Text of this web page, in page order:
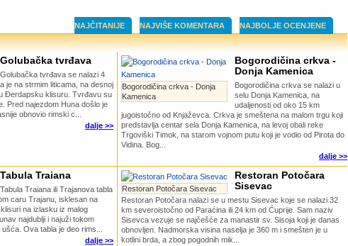
NAJČITANIJE NAJVIŠE KOMENTARA NAJBOLJE OCENJENE
Golubačka tvrđava
Golubačka tvrđava se nalazi 4
je na strmim liticama, na desnoj
Đerdapsku klisuru. Tvrđavu su
Pred najezdom Huna došlo je
obnovio rimski c...
dalje >>
Bogorodičina crkva - Donja
Kamenica
Bogorodičina crkva -
Donja Kamenica
Bogorodičina crkva se nalazi u
selu Donja Kamenica, na
udaljenosti od oko 15 km
jugoistočno od Knjaževca. Crkva je smeštena na malom trgu koji
predstavlja centar sela Donja Kamenica, na levoj obali reke
Trgoviški Timok, na starom vojnom putu koji je vodio od Pirota do
Vidina. Bog...
dalje >>
Tabula Traiana
Tabula Traiana ili Trajanova tabla
caru Trajanu, isklesan na
na izlasku iz malog
najdublji i najuži tokom
Ova tabla je deo rims...
dalje >>
Restoran Potočara Sisevac
Restoran Potočara
Sisevac
Restoran Potočara nalazi se u mestu Sisevac koje se nalazi 32
km severoistočno od Paraćina ili 24 km od Ćuprije. Sam naziv
Sisevca vezuje se najčešće za manastir sv. Sisoja koji je danas
obnovljen. Nadmorska visina naselja je 360 m i smešten je u
kotlini brda, a zbog pogodnih mik...